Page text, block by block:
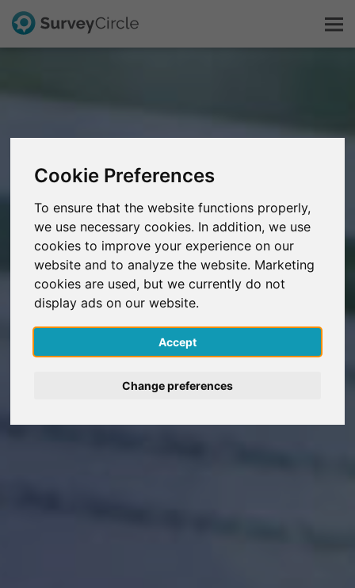
Cookie Preferences
To ensure that the website functions properly,
we use necessary cookies. In addition, we use
cookies to improve your experience on our
website and to analyze the website. Marketing
cookies are used, but we currently do not
display ads on our website.
Accept
Change preferences
Explorar la investigación
FAQ
Regístrate gratis
Iniciar sesión
English
Deutsch
Nederlands